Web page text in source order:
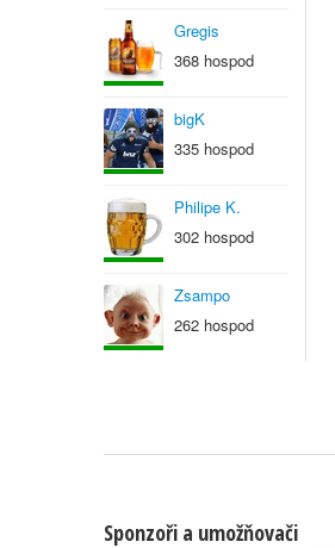
Gregis
368 hospod
bigK
335 hospod
Philipe K.
302 hospod
Zsampo
262 hospod
Sponzoři a umožňovači